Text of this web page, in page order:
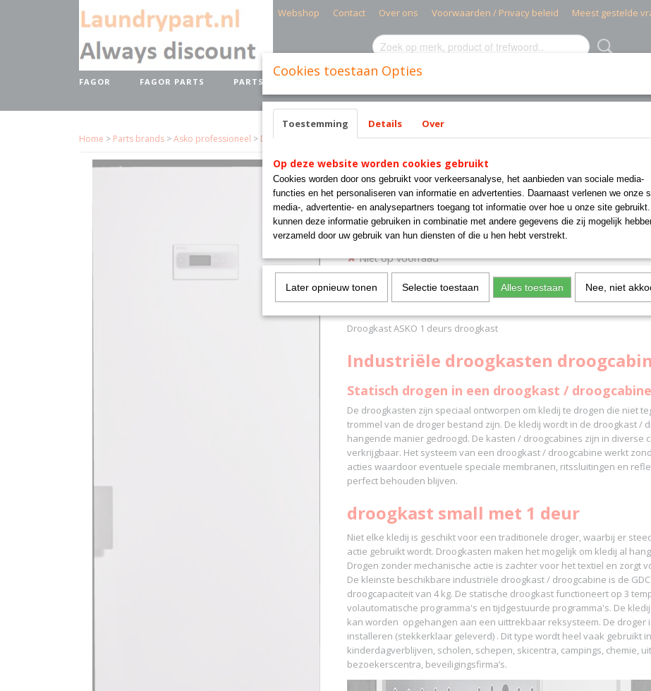
Webshop Contact Over ons Voorwaarden / Privacy beleid Meest gestelde
FAGOR FAGOR PARTS PARTS BRANDS MIELE PARTS
Home > Parts brands >Asko professioneel > Droogkast ASKO 1 deurs droogkast
Droogkast ASKO 1 deurs
droogkast
€ 1.745,03 (exclusief btw 21%)
✘Niet op voorraad
Omschrijving
Droogkast ASKO 1 deurs droogkast
Industriële droogkasten
Statisch drogen in een droogkast / droogcabine
De droogkasten zijn speciaal ontworpen om kledij te drogen die niet
trommel van de droger bestand zijn. De kledij wordt in de droogkast /
hangende manier gedroogd. De kasten / droogcabines zijn in diverse
verkrijgbaar. Het systeem van een droogkast / droogcabine werkt
acties waardoor eventuele speciale membranen, ritssluitingen en
perfect behouden blijven.
droogkast small met 1 deur
Niet elke kledij is geschikt voor een traditionele droger, waarbij er
actie gebruikt wordt. Droogkasten maken het mogelijk om kledij al
Drogen zonder mechanische actie is zachter voor het textiel en zorgt
De kleinste beschikbare industriële droogkast / droogcabine is de
droogcapaciteit van 4 kg. De statische droogkast functioneert op 3
volautomatische programma's en tijdgestuurde programma's. De
kan worden opgehangen aan een uittrekbaar reksysteem. De droger
installeren (stekkerklaar geleverd) . Dit type wordt heel vaak gebruikt in
kinderdagverblijven, scholen, schepen, skicentra, campings, chemie,
bezoekerscentra, beveiligingsfirma’s.
Cookies toestaan Opties
Toestemming Details Over
Op deze website worden cookies gebruikt
Cookies worden door ons gebruikt voor verkeersanalyse, het aanbieden van sociale media-
functies en het personaliseren van informatie en advertenties. Daarnaast verlenen we onze
media-, advertentie- en analysepartners toegang tot informatie over hoe u onze site
kunnen deze informatie gebruiken in combinatie met andere gegevens die zij mogelijk
verzameld door uw gebruik van hun diensten of die u hen hebt verstrekt.
Later opnieuw tonen Selectie toestaan Alles toestaan Nee, niet